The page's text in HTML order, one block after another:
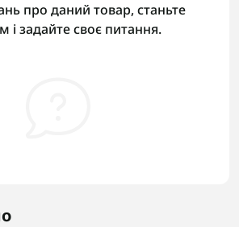
про даний товар, станьте
і задайте своє питання.